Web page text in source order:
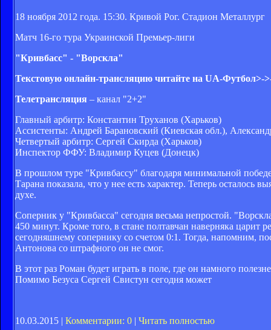
18 ноября 2012 года. 15:30. Кривой Рог. Стадион Металлург
Матч 16-го тура Украинской Премьер-лиги
"Кривбасс" - "Ворскла"
Текстовую онлайн-трансляцию читайте на UA-Футбол>-
Телетрансляция – канал "2+2"
Главный арбитр: Константин Труханов (Харьков)
Ассистенты: Андрей Барановский (Киевская обл.),
Четвертый арбитр: Сергей Скирда (Харьков)
Инспектор ФФУ: Владимир Куцев (Донецк)
В прошлом туре "Кривбассу" благодаря минимальной
Тарана показала, что у нее есть характер. Теперь
духе.
Соперник у "Кривбасса" сегодня весьма непростой.
450 минут. Кроме того, в стане полтавчан наверняка царит
сегодняшнему сопернику со счетом 0:1. Тогда, напомним,
Антонова со штрафного он не смог.
В этот раз Роман будет играть в поле, где он намного
Помимо Безуса Сергей Свистун сегодня может
10.03.2015 | Комментарии: 0 | Читать полностью